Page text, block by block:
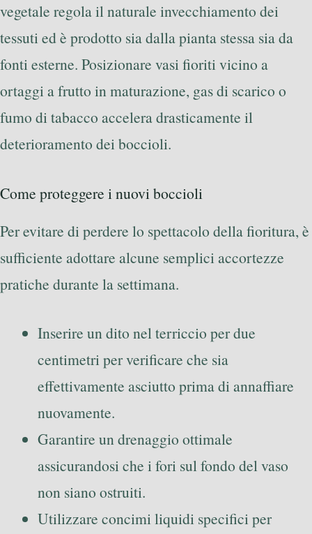
vegetale regola il naturale invecchiamento dei
tessuti ed è prodotto sia dalla pianta stessa sia da
fonti esterne. Posizionare vasi fioriti vicino a
ortaggi a frutto in maturazione, gas di scarico o
fumo di tabacco accelera drasticamente il
deterioramento dei boccioli.
Come proteggere i nuovi boccioli
Per evitare di perdere lo spettacolo della fioritura, è
sufficiente adottare alcune semplici accortezze
pratiche durante la settimana.
Inserire un dito nel terriccio per due
centimetri per verificare che sia
effettivamente asciutto prima di annaffiare
nuovamente.
Garantire un drenaggio ottimale
assicurandosi che i fori sul fondo del vaso
non siano ostruiti.
Utilizzare concimi liquidi specifici per